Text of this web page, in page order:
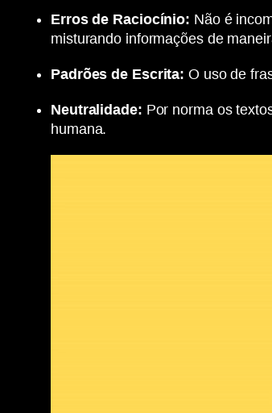
Erros de Raciocínio: Não é
misturando informações de
Padrões de Escrita: O uso de
Neutralidade: Por norma os
humana.